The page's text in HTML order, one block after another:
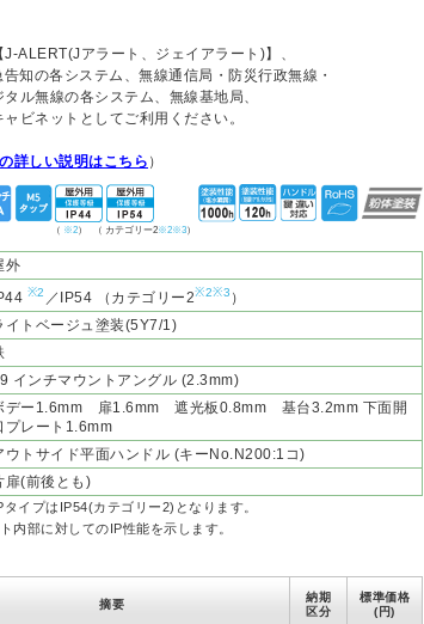
ALERT(Jアラート、ジェイアラート)】、
知の各システム、無線通信局・防災行政無線・
ル無線の各システム、無線基地局、
ビネットとしてご利用ください。
詳しい説明はこちら ）
（ ※2） （ カテゴリー2※2※3）
外
※2 ／IP54 （カテゴリー2※2※3 ）
イトベージュ塗装(5Y7/1)
インチマウントアングル (2.3mm)
デー1.6mm 扉1.6mm 遮光板0.8mm 基台3.2mm 下面開
プレート1.6mm
ウトサイド平面ハンドル (キーNo.N200:1コ)
扉(前後とも)
イプはIP54(カテゴリー2)となります。
内部に対してのIP性能を示します。
摘要
納期
区分
標準価格
(円)